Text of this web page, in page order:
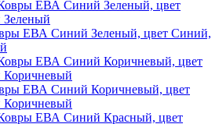
ЕВА Синий Зеленый, цвет Синий,
ЕВА Синий Коричневый, цвет
Коричневый